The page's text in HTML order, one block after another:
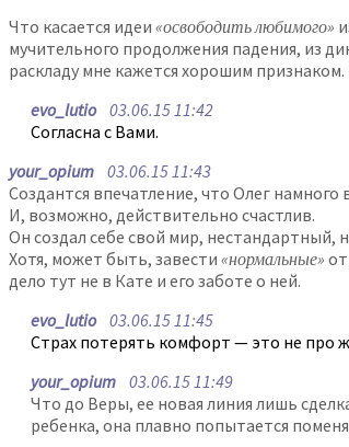
Что касается идеи «освободить любимого»
мучительного продолжения падения, из
раскладу мне кажется хорошим
evo_lutio03.06.15 11:42
Согласна с Вами.
your_opium 03.06.15 11:43
Создантся впечатление, что Олег
И, возможно, действительно счастлив.
Он создал себе свой мир,
Хотя, может быть, завести «нормальные»
дело тут не в Кате и его заботе о ней.
evo_lutio03.06.15 11:45
Страх потерять комфорт — это не про
your_opium 03.06.15 11:49
Что до Веры, ее новая линия лишь
ребенка, она плавно попытается